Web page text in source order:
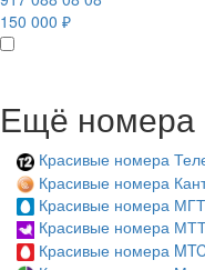
150 000 ₽
Ещё номера
Красивые номера
Красивые номера
Красивые номера
Красивые номера
Красивые номера